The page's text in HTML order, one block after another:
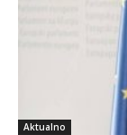
Aktualno